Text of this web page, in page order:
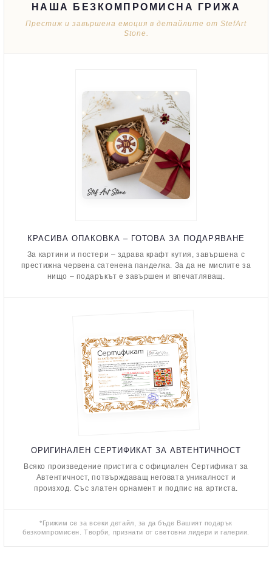
НАША БЕЗКОМПРОМИСНА ГРИЖА
Престиж и завършена емоция в детайлите от StefArt
Stone.
КРАСИВА ОПАКОВКА – ГОТОВА ЗА ПОДАРЯВАНЕ
За картини и постери – здрава крафт кутия, завършена с
престижна червена сатенена панделка. За да не мислите за
нищо – подаръкът е завършен и впечатляващ.
ОРИГИНАЛЕН СЕРТИФИКАТ ЗА АВТЕНТИЧНОСТ
Всяко произведение пристига с официален Сертификат за
Автентичност, потвърждаващ неговата уникалност и
произход. Със златен орнамент и подпис на артиста.
*Грижим се за всеки детайл, за да бъде Вашият подарък
безкомпромисен. Творби, признати от световни лидери и галерии.